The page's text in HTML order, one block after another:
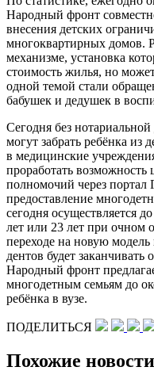
Народный фронт
внесения детских
многоквартирных домов.
механизме, установка
стоимость жилья, но
одной темой стали
бабушек и дедушек в
Сегодня без
могут забрать ребёнка из
в медицинские
проработать
полномочий через портал
предоставление
сегодня осуществляется
лет или 23 лет при очном
переходе на новую модель
дентов будет заканчивать
Народный фронт
многодетным семьям до
ребёнка в вузе.
ПОДЕЛИТЬСЯ
Похожие новости